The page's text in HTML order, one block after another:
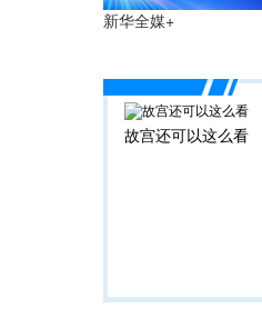
新华全媒+
故宫还可以这么看